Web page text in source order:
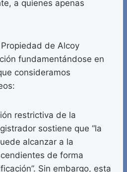
a quienes apenas
de Alcoy
fundamentándose en
consideramos
restrictiva de la
sostiene que “la
alcanzar a la
de forma
Sin embargo, esta